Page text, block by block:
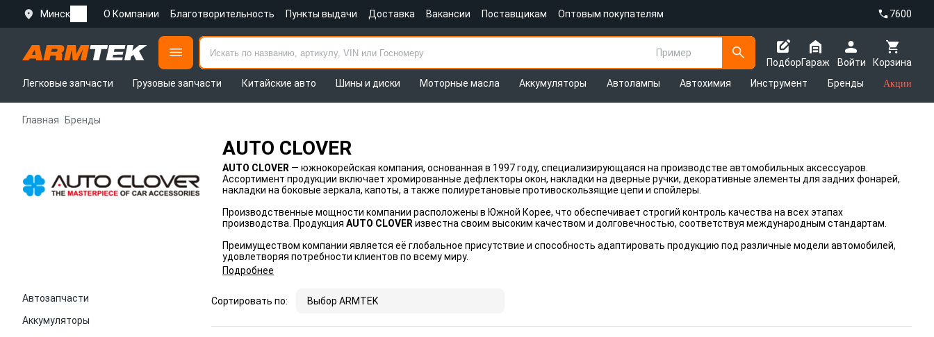
Минск О Компании Благотворительность Пункты выдачи Доставка Вакансии Поставщикам Оптовым покупателям 7600
Пример
Подбор
Корзина
Гараж
Войти
Легковые запчасти
Грузовые запчасти Китайские авто Шины и диски Моторные масла Аккумуляторы Автолампы Автохимия Инструмент Бренды Акции
Главная Бренды
AUTO CLOVER
AUTO CLOVER — южнокорейская компания, основанная в 1997 году, специализирующаяся на производстве автомобильных аксессуаров.
Ассортимент продукции включает хромированные дефлекторы окон, накладки на дверные ручки, декоративные элементы для задних фонарей,
накладки на боковые зеркала, капоты, а также полиуретановые противоскользящие цепи и спойлеры.
Производственные мощности компании расположены в Южной Корее, что обеспечивает строгий контроль качества на всех этапах
производства. Продукция AUTO CLOVER известна своим высоким качеством и долговечностью, соответствуя международным стандартам.
Преимуществом компании является её глобальное присутствие и способность адаптировать продукцию под различные модели автомобилей,
удовлетворяя потребности клиентов по всему миру.
Подробнее
Автозапчасти
Аккумуляторы
Сортировать по: Выбор ARMTEK